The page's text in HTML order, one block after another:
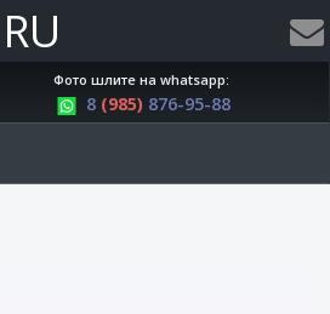
RU
Фото шлите на whatsapp:
8 (985) 876-95-88